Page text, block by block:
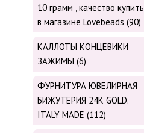
10 грамм , качество купить
в магазине Lovebeads (90)
КАЛЛОТЫ КОНЦЕВИКИ
ЗАЖИМЫ (6)
ФУРНИТУРА ЮВЕЛИРНАЯ
БИЖУТЕРИЯ 24К GOLD.
ITALY MADE (112)